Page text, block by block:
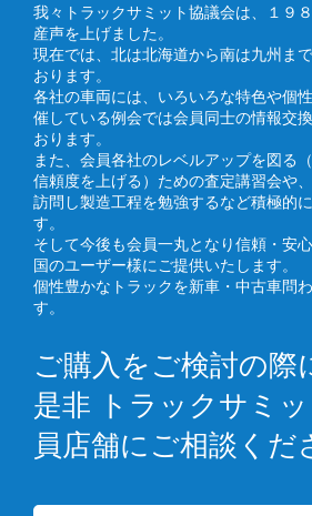
我々トラックサミット協議会は、１９
産声を上げました。
現在では、北は北海道から南は九州ま
おります。
各社の車両には、いろいろな特色や個
催している例会では会員同士の情報交
おります。
また、会員各社のレベルアップを図る
信頼度を上げる）ための査定講習会や
訪問し製造工程を勉強するなど積極的
す。
そして今後も会員一丸となり信頼・安
国のユーザー様にご提供いたします。
個性豊かなトラックを新車・中古車問
す。
ご購入をご検討の際
是非 トラックサミ
員店舗にご相談くだ